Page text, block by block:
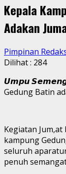
Kepala
Adakan
Pimpinan
Dilihat : 284
𝙐𝙢𝙥𝙪
Gedung Batin
Kegiatan
kampung
seluruh
penuh